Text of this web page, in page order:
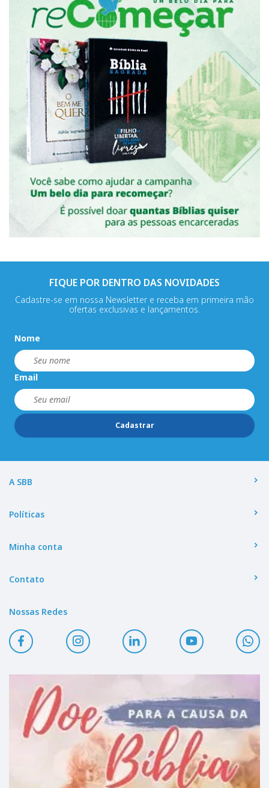
FIQUE POR DENTRO DAS NOVIDADES
Cadastre-se em nossa Newsletter e receba em primeira mão
ofertas exclusivas e lançamentos.
Nome
Email
Cadastrar
A SBB
Políticas
Minha conta
Contato
Nossas Redes